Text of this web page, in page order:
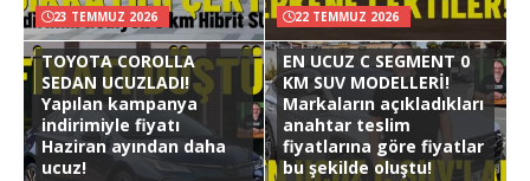
23 TEMMUZ 2026 22 TEMMUZ 2026
TOYOTA COROLLA
SEDAN UCUZLADI!
Yapılan kampanya
indirimiyle fiyatı
Haziran ayından daha
ucuz!
EN UCUZ C SEGMENT 0
KM SUV MODELLERİ!
Markaların açıkladıkları
anahtar teslim
fiyatlarına göre fiyatlar
bu şekilde oluştu!